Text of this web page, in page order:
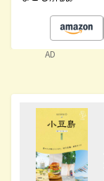
AD